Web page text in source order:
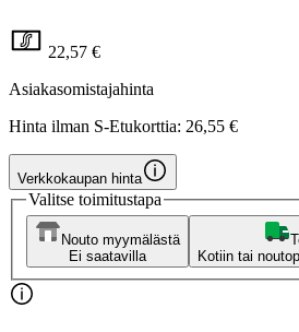
22,57 €
Asiakasomistajahinta
Hinta ilman S-Etukorttia: 26,55 €
Verkkokaupan hinta
Valitse toimitustapa
Nouto myymälästä
Ei saatavilla
Kotiin tai